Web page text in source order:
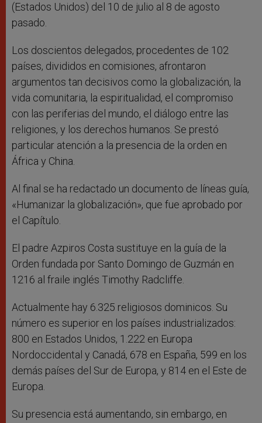
(Estados Unidos) del 10 de julio al 8 de agosto
pasado.
Los doscientos delegados, procedentes de 102
países, divididos en comisiones, afrontaron
argumentos tan decisivos como la globalización, la
vida comunitaria, la espiritualidad, el compromiso
con las periferias del mundo, el diálogo entre las
religiones, y los derechos humanos. Se prestó
particular atención a la presencia de la orden en
África y China.
Al final se ha redactado un documento de líneas guía,
«Humanizar la globalización», que fue aprobado por
el Capítulo.
El padre Azpiros Costa sustituye en la guía de la
Orden fundada por Santo Domingo de Guzmán en
1216 al fraile inglés Timothy Radcliffe.
Actualmente hay 6.325 religiosos dominicos. Su
número es superior en los países industrializados:
800 en Estados Unidos, 1.222 en Europa
Nordoccidental y Canadá, 678 en España, 599 en los
demás países del Sur de Europa, y 814 en el Este de
Europa.
Su presencia está aumentando, sin embargo, en